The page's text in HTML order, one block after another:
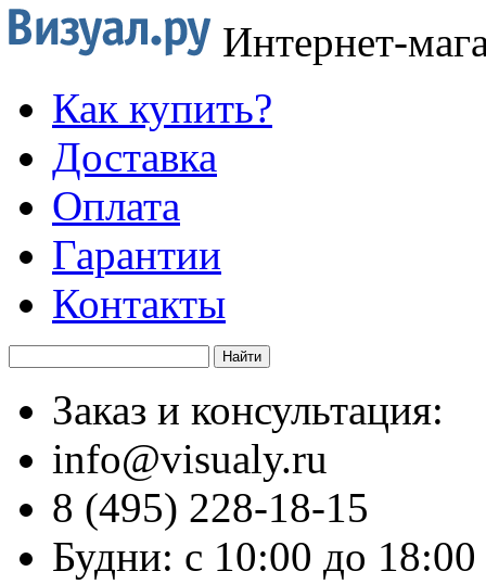
Интернет-
Как купить?
Доставка
Оплата
Гарантии
Контакты
Заказ и консультация:
info@visualy.ru
8 (495) 228-18-15
Будни: с 10:00 до 18:00